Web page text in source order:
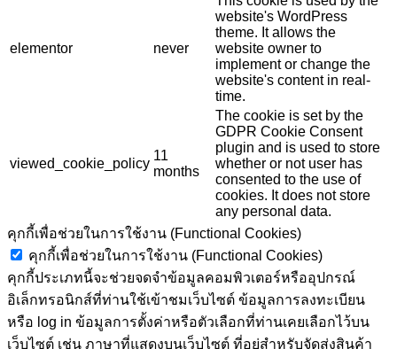
elementor never
website's WordPress
theme. It allows the
website owner to
implement or change the
website's content in real-
time.
viewed_cookie_policy
11
months
The cookie is set by the
GDPR Cookie Consent
plugin and is used to store
whether or not user has
consented to the use of
cookies. It does not store
any personal data.
คุกกี้เพื่อช่วยในการใช้งาน (Functional Cookies)
คุกกี้เพื่อช่วยในการใช้งาน (Functional Cookies)
คุกกี้ประเภทนี้จะช่วยจดจำข้อมูลคอมพิวเตอร์หรืออุปกรณ์
อิเล็กทรอนิกส์ที่ท่านใช้เข้าชมเว็บไซต์ ข้อมูลการลงทะเบียน
หรือ log in ข้อมูลการตั้งค่าหรือตัวเลือกที่ท่านเคยเลือกไว้บน
เว็บไซต์ เช่น ภาษาที่แสดงบนเว็บไซต์ ที่อยู่สำหรับจัดส่งสินค้า